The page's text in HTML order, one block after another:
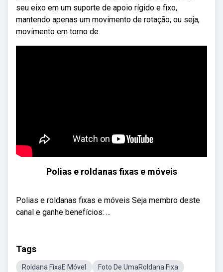
seu eixo em um suporte de apoio rígido e fixo,
mantendo apenas um movimento de rotação, ou seja,
movimento em torno de.
Polias e roldanas fixas e móveis
Polias e roldanas fixas e móveis Seja membro deste
canal e ganhe benefícios: ...
Tags
Roldana FixaE Móvel Foto De UmaRoldana Fixa